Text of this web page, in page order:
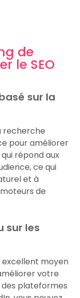
de
le SEO
sur la
recherche
pour améliorer
répond aux
ce qui
et à
de
sur les
excellent moyen
votre
plateformes